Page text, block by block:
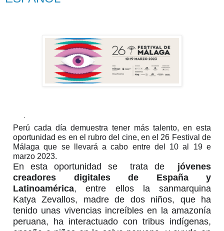
·
Perú cada día demuestra tener más talento, en esta
oportunidad es en el rubro del cine, en el 26 Festival de
Málaga que se llevará a cabo entre del 10 al 19 e
marzo 2023.
En esta oportunidad se  trata de jóvenes
creadores digitales de España y
Latinoamérica, entre ellos la sanmarquina
Katya Zevallos, madre de dos niños, que ha
tenido unas vivencias increíbles en la amazonía
peruana, ha interactuado con tribus indígenas,